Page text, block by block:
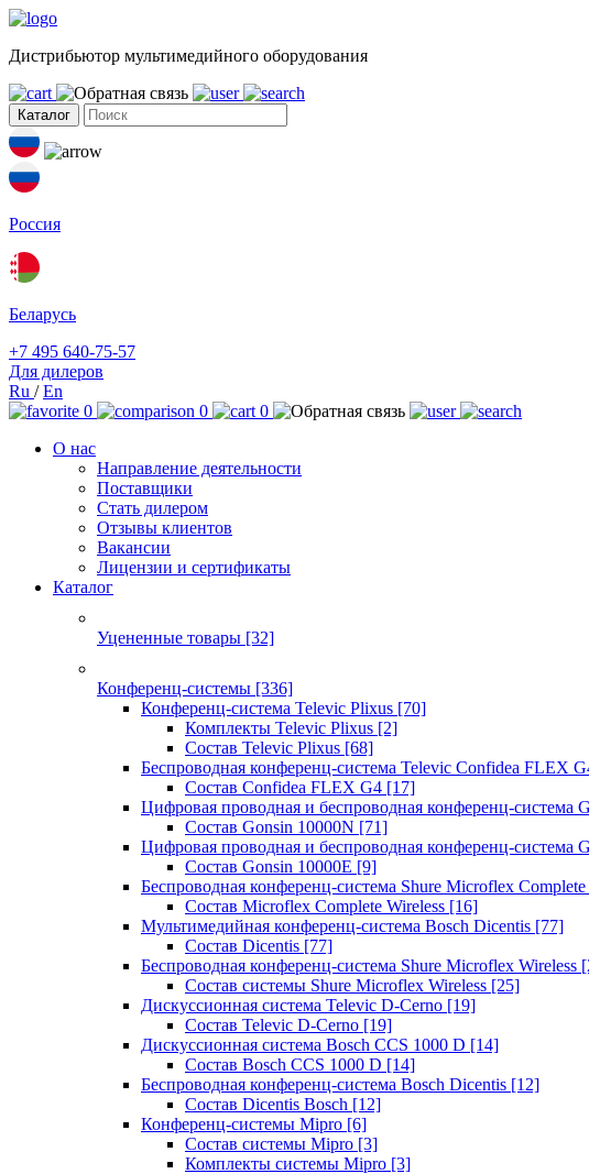
Дистрибьютор мультимедийного оборудования
Каталог
Россия
Беларусь
+7 495 640-75-57
Для дилеров
Ru /En
0
0
0
О нас
Направление деятельности
Поставщики
Стать дилером
Отзывы клиентов
Вакансии
Лицензии и сертификаты
Каталог
Уцененные товары [32]
Конференц-системы [336]
Конференц-система Televic Plixus [70]
Комплекты Televic Plixus [2]
Состав Televic Plixus [68]
Беспроводная конференц-система Televic Confidea FLEX
Состав Confidea FLEX G4 [17]
Цифровая проводная и беспроводная конференц-система
Состав Gonsin 10000N [71]
Цифровая проводная и беспроводная конференц-система
Состав Gonsin 10000E [9]
Беспроводная конференц-система Shure Microflex Complete
Состав Microflex Complete Wireless [16]
Мультимедийная конференц-система Bosch Dicentis [77]
Состав Dicentis [77]
Беспроводная конференц-система Shure Microflex Wireless
Состав системы Shure Microflex Wireless [25]
Дискуссионная система Televic D-Cerno [19]
Состав Televic D-Cerno [19]
Дискуссионная система Bosch CCS 1000 D [14]
Состав Bosch CCS 1000 D [14]
Беспроводная конференц-система Bosch Dicentis [12]
Состав Dicentis Bosch [12]
Конференц-системы Mipro [6]
Состав системы Mipro [3]
Комплекты системы Mipro [3]